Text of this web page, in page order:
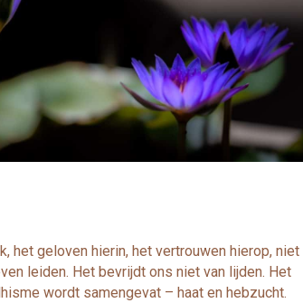
het geloven hierin, het vertrouwen hierop, niet
leiden. Het bevrijdt ons niet van lijden. Het
wordt samengevat – haat en hebzucht.